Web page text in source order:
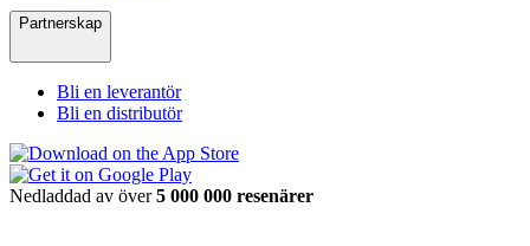
Partnerskap
Bli en leverantör
Bli en distributör
Nedladdad av över5 000 000 resenärer